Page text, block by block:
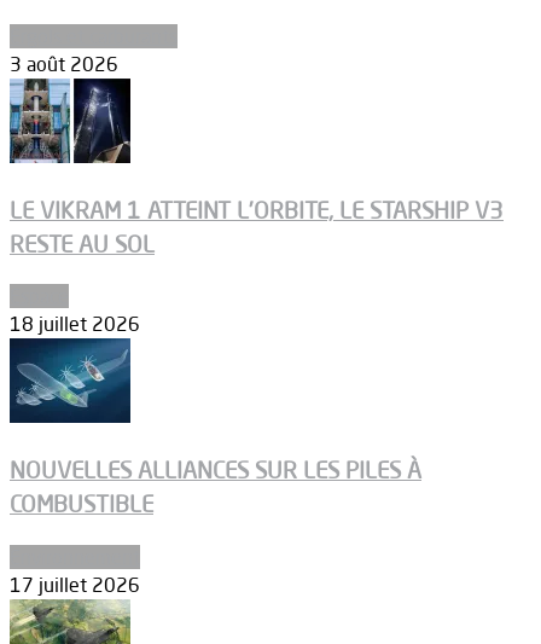
3 août 2026
LE VIKRAM 1 ATTEINT L’ORBITE, LE STARSHIP V3
RESTE AU SOL
18 juillet 2026
NOUVELLES ALLIANCES SUR LES PILES À
COMBUSTIBLE
17 juillet 2026